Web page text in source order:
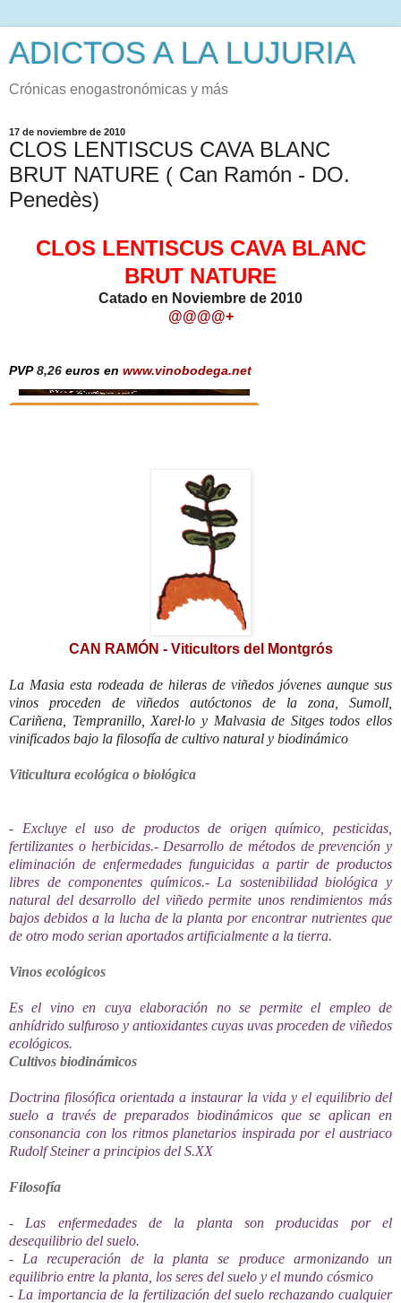
ADICTOS A LA LUJURIA
Crónicas enogastronómicas y más
17 de noviembre de 2010
CLOS LENTISCUS CAVA BLANC
BRUT NATURE ( Can Ramón - DO.
Penedès)
CLOS LENTISCUS CAVA BLANC
BRUT NATURE
Catado en Noviembre de 2010
@@@@+
PVP 8,26 euros en www.vinobodega.net
CAN RAMÓN - Viticultors del Montgrós
La Masia esta rodeada de hileras de viñedos jóvenes aunque sus
vinos proceden de viñedos autóctonos de la zona, Sumoll,
Cariñena, Tempranillo, Xarel·lo y Malvasia de Sitges todos ellos
vinificados bajo la filosofía de cultivo natural y biodinámico
Viticultura ecológica o biológica
- Excluye el uso de productos de origen químico, pesticidas,
fertilizantes o herbicidas.- Desarrollo de métodos de prevención y
eliminación de enfermedades funguicidas a partir de productos
libres de componentes químicos.- La sostenibilidad biológica y
natural del desarrollo del viñedo permite unos rendimientos más
bajos debidos a la lucha de la planta por encontrarnutrientes que
de otro modo serian aportados artificialmente a la tierra.
Vinos ecológicos
Es el vino en cuya elaboración no se permite el empleo de
anhídrido sulfuroso y antioxidantes cuyas uvas proceden de viñedos
ecológicos.
Cultivos biodinámicos
Doctrina filosófica orientada a instaurar la vida y el equilibrio del
suelo a través de preparados biodinámicos que se aplican en
consonancia con los ritmos planetarios inspirada por el austriaco
Rudolf Steiner a principios del S.XX
Filosofía
- Las enfermedades de la planta son producidas por el
desequilibrio del suelo.
- La recuperación de la planta se produce armonizando un
equilibrio entre la planta, los seres del suelo y el mundo cósmico
- La importancia de la fertilización del suelo rechazando cualquier